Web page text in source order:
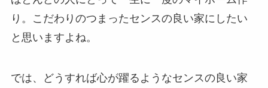
り。こだわりのつまったセンスの良い家にしたい
と思いますよね。
では、どうすれば心が躍るようなセンスの良い家